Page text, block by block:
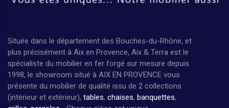
Située dans le département des Bouches-du-Rhône, et
plus précisément à Aix en Provence, Aix & Terra est le
spécialiste du mobilier en fer forgé sur mesure depuis
1998, le showroom situé à AIX EN PROVENCE vous
présente du mobilier de qualité issu de 2 collections
(intérieur et extérieur), tables, chaises, banquettes,